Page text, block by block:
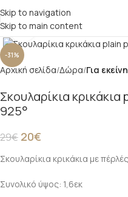
Skip to navigation
Skip to main content
-31%
Click to enlarge
Αρχική σελίδα Δώρα Για εκείνη
Σκουλαρίκια
925°
29€ 20€
Σκουλαρίκια κρικάκια με
Συνολικό ύψος: 1,6εκ